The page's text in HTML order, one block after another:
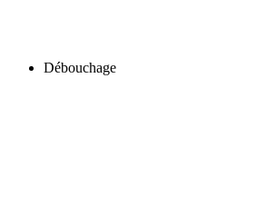
Débouchage